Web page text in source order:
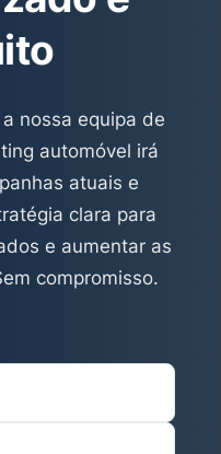
nossa equipa de
automóvel irá
atuais e
clara para
e aumentar as
compromisso.